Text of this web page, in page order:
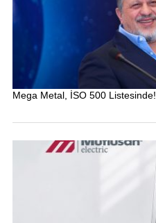
Mega Metal, İSO 500 Listesinde!